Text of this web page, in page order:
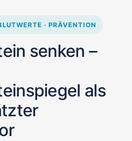
· PRÄVENTION
senken –
als